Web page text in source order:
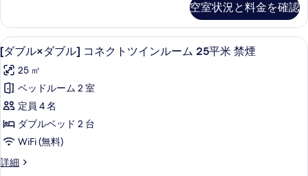
る
可
の
す
べ
て
の
写
真
を
ル
ー
ム
喫
煙
可
の
詳
細
空室状況と料金を確認
[ダ
ブ
ル
×
ダ
ブ
ル]
コ
[ダブル×ダブル] コネクトツインル
6
[ダブル×ダブル] コネクトツインルーム 25平米 禁煙
25 ㎡
ベッドルーム 2 室
定員 4 名
ダブルベッド 2 台
WiFi (無料)
詳細
[ダ